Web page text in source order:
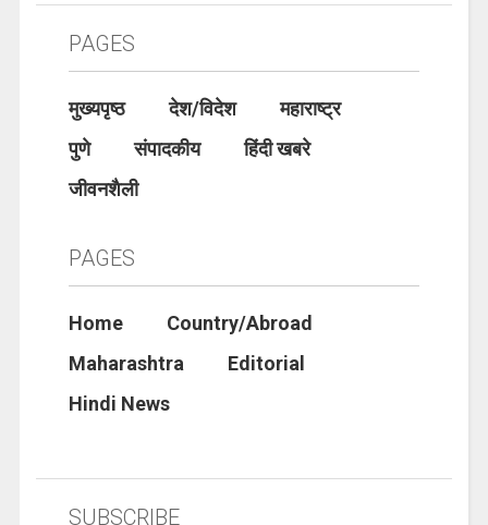
PAGES
मुख्यपृष्ठ देश/विदेश
महाराष्ट्र
पुणे
संपादकीय
हिंदी खबरे
जीवनशैली
PAGES
Home
Country/Abroad
Maharashtra
Editorial
Hindi News
SUBSCRIBE